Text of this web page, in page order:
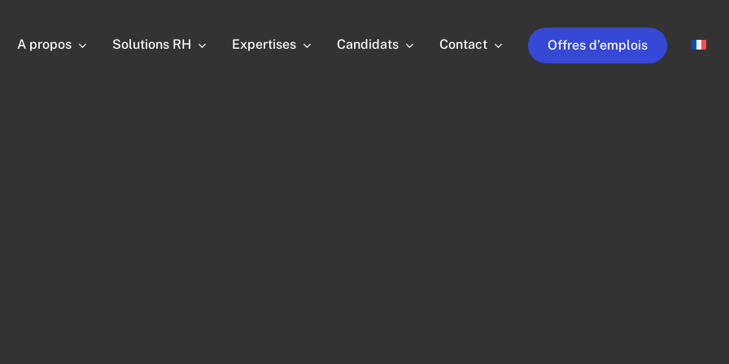
A propos Solutions RH Expertises Candidats Contact Offres d’emplois